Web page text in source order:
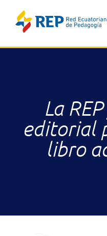
La
editorial
libro